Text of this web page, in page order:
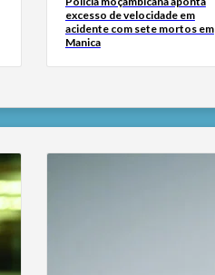
excesso de velocidade em
acidente com sete mortos em
Manica